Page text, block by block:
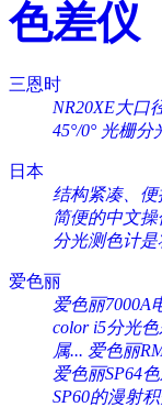
色差仪
三恩时
NR20XE大口
45°/0° 光栅分
日本
结构紧凑、
简便的中文
分光测色计
爱色丽
爱色丽7000A
color i5分光
属... 爱色丽
爱色丽SP64
SP60的漫射